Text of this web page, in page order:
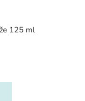
125 ml